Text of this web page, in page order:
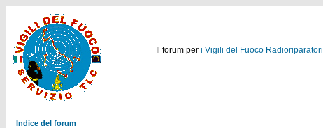
Il forum per i Vigili del Fuoco Radioriparatori
Indice del forum